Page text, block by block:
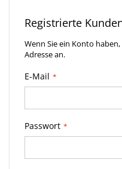
Registrierte
Wenn Sie ein Konto
Adresse an.
E-Mail
Passwort